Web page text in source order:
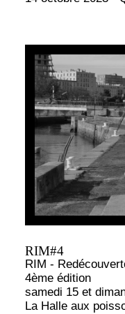
RIM#4
RIM -
4ème édition
samedi 15 et
La Halle aux